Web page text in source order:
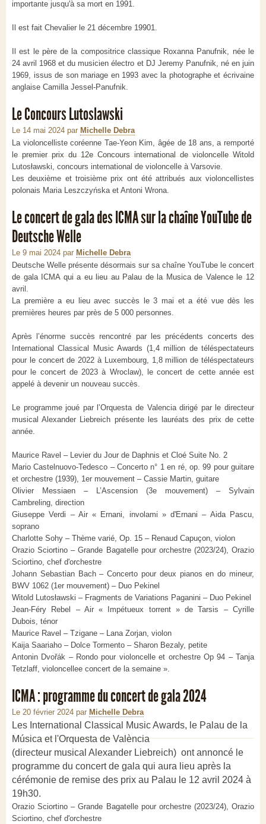
importante jusqu'à sa mort en 1991.
Il est fait Chevalier le 21 décembre 19901.
Il est le père de la compositrice classique Roxanna Panufnik, née le
24 avril 1968 et du musicien électro et DJ Jeremy Panufnik, né en juin
1969, issus de son mariage en 1993 avec la photographe et écrivaine
anglaise Camilla Jessel-Panufnik.
Le Concours Lutoslawski
Le 14 mai 2024 par Michelle Debra
La violoncelliste coréenne Tae-Yeon Kim, âgée de 18 ans, a remporté
le premier prix du 12e Concours international de violoncelle Witold
Lutosławski, concours international de violoncelle à Varsovie.
Les deuxième et troisième prix ont été attribués aux violoncellistes
polonais Maria Leszczyńska et Antoni Wrona.
Le concert de gala des ICMA sur la chaîne YouTube de
Deutsche Welle
Le 9 mai 2024 par Michelle Debra
Deutsche Welle présente désormais sur sa chaîne YouTube le concert
de gala ICMA qui a eu lieu au Palau de la Musica de Valence le 12
avril.
La première a eu lieu avec succès le 3 mai et a été vue dès les
premières heures par près de 5 000 personnes.
Après l’énorme succès rencontré par les précédents concerts des
International Classical Music Awards (1,4 million de téléspectateurs
pour le concert de 2022 à Luxembourg, 1,8 million de téléspectateurs
pour le concert de 2023 à Wroclaw), le concert de cette année est
appelé à devenir un nouveau succès.
Le programme joué par l’Orquesta de Valencia dirigé par le directeur
musical Alexander Liebreich présente les lauréats des prix de cette
année.
Maurice Ravel – Levier du Jour de Daphnis et Cloé Suite No. 2
Mario Castelnuovo-Tedesco – Concerto n° 1 en ré, op. 99 pour guitare
et orchestre (1939), 1er mouvement – ​​Cassie Martin, guitare
Olivier Messiaen – L’Ascension (3e mouvement) – Sylvain
Cambreling, direction
Giuseppe Verdi – Air « Ernani, involami » d'Ernani – Aida Pascu,
soprano
Charlotte Sohy – Thème varié, Op. 15 – Renaud Capuçon, violon
Orazio Sciortino – Grande Bagatelle pour orchestre (2023/24), Orazio
Sciortino, chef d'orchestre
Johann Sebastian Bach – Concerto pour deux pianos en do mineur,
BWV 1062 (1er mouvement) – Duo Pekinel
Witold Lutosławski – Fragments de Variations Paganini – Duo Pekinel
Jean-Féry Rebel – Air « Impétueux torrent » de Tarsis – Cyrille
Dubois, ténor
Maurice Ravel – Tzigane – Lana Zorjan, violon
Kaija Saariaho – Dolce Tormento – Sharon Bezaly, petite
Antonin Dvořák – Rondo pour violoncelle et orchestre Op 94 – Tanja
Tetzlaff, violoncellee concert de la semaine ».
ICMA : programme du concert de gala 2024
Le 20 février 2024 par Michelle Debra
Les International Classical Music Awards, le Palau de la
Música et l'Orquesta de València
(directeur musical Alexander Liebreich) ont annoncé le
programme du concert de gala qui aura lieu après la
cérémonie de remise des prix au Palau le 12 avril 2024 à
19h30.
Orazio Sciortino – Grande Bagatelle pour orchestre (2023/24), Orazio
Sciortino, chef d'orchestre